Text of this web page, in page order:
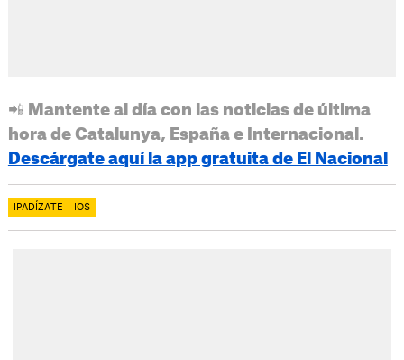
📲 Mantente al día con las noticias de última
hora de Catalunya, España e Internacional.
Descárgate aquí la app gratuita de El Nacional
IPADÍZATE IOS